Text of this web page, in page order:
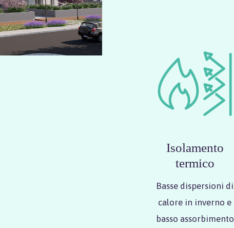
Isolamento
termico
Basse dispersioni di
calore in inverno e
basso assorbimento